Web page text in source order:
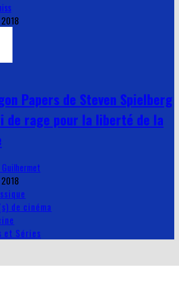
Papers de Steven Spielberg
de rage pour la liberté de la
de cinéma
et Séries